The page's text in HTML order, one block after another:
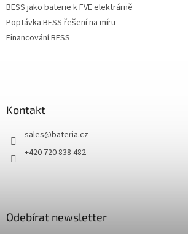
BESS jako baterie k FVE elektrárně
Poptávka BESS řešení na míru
Financování BESS
Kontakt
sales@bateria.cz
+420 720 838 482
Odebírat newsletter